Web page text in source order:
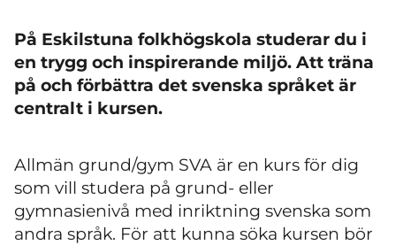
På Eskilstuna folkhögskola studerar du i
en trygg och inspirerande miljö. Att träna
på och förbättra det svenska språket är
centralt i kursen.
Allmän grund/gym SVA är en kurs för dig
som vill studera på grund- eller
gymnasienivå med inriktning svenska som
andra språk. För att kunna söka kursen bör